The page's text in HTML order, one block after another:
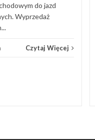
do jazd
Wyprzedaż
Czytaj Więcej